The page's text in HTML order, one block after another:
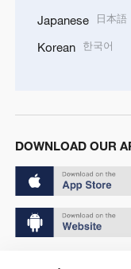
Japanese 日本語
Korean 한국어
DOWNLOAD OUR